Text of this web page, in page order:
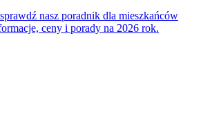
nasz poradnik dla mieszkańców
ceny i porady na 2026 rok.